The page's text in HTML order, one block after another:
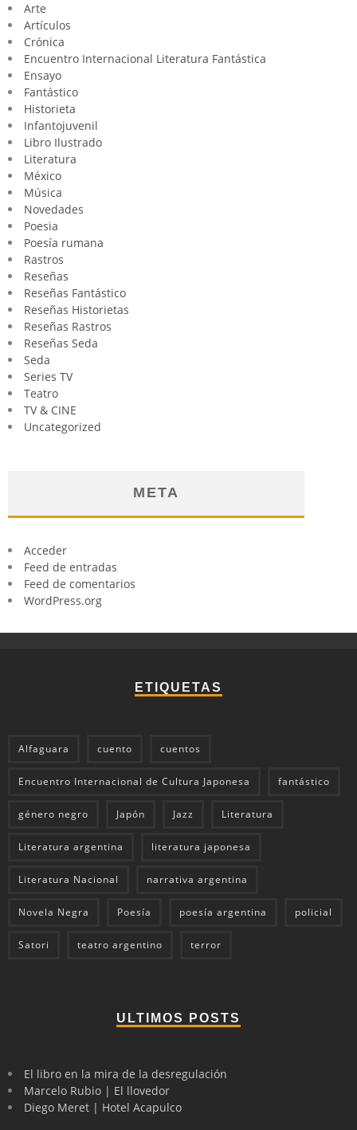
Arte
Artículos
Crónica
Encuentro Internacional Literatura Fantástica
Ensayo
Fantástico
Historieta
Infantojuvenil
Libro Ilustrado
Literatura
México
Música
Novedades
Poesia
Poesía rumana
Rastros
Reseñas
Reseñas Fantástico
Reseñas Historietas
Reseñas Rastros
Reseñas Seda
Seda
Series TV
Teatro
TV & CINE
Uncategorized
META
Acceder
Feed de entradas
Feed de comentarios
WordPress.org
ETIQUETAS
Alfaguara cuento cuentos
Encuentro Internacional de Cultura Japonesa fantástico
género negro Japón Jazz Literatura
Literatura argentina literatura japonesa
Literatura Nacional narrativa argentina
Novela Negra Poesía poesía argentina policial
Satori teatro argentino terror
ULTIMOS POSTS
El libro en la mira de la desregulación
Marcelo Rubio | El llovedor
Diego Meret | Hotel Acapulco